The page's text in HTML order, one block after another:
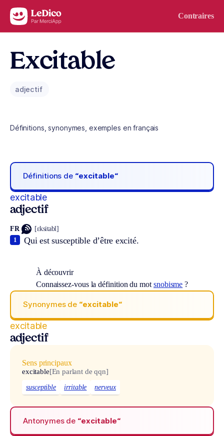
Aller au contenu Contraires
Excitable
adjectif
Définitions, synonymes, exemples en français
Définitions de “excitable“
excitable
adjectif
FR [ɛksitabl]
Qui est susceptible d’être excité.
1
À découvrir
Connaissez-vous la définition du mot snobisme ?
Synonymes de “excitable“
excitable
adjectif
Sens principaux
excitable[En parlant de qqn]
susceptible irritable nerveux
Antonymes de “excitable“